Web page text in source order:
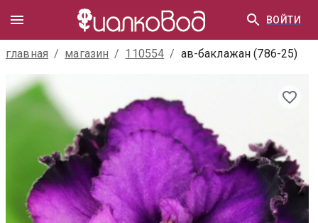
ВОЙТИ
главная / магазин / 110554 / ав-баклажан (786-25)